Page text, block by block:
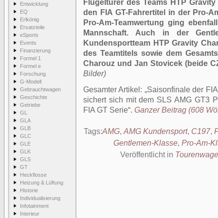
Entwicklung
EQ
Erlkönig
Ersatzteile
eSports
Events
Finanzierung
Formel 1
Formel e
Forschung
G-Modell
Gebrauchtwagen
Geschichte
Getriebe
GL
GLA
GLB
GLC
GLE
GLK
GLS
GT
Heckflosse
Heizung & Lüftung
Historie
Individualisierung
Infotainment
Interieur
Flügeltürer des Teams HTP
den FIA GT-Fahrertitel in der Pro-
Pro-Am-Teamwertung ging
Mannschaft. Auch in der
Kundensportteam HTP Gravity
des Teamtitels sowie dem
Charouz und Jan Stovicek (beide
Bilder)
Gesamter Artikel:
Saisonfinale der
sichert sich mit dem SLS AMG GT3
FIA GT Serie . Ganzer Beitrag (608
Tags:AMG, AMG Kundensport, C197,
Gentlemen-Klasse, Pro-Am-
Veröffentlicht in